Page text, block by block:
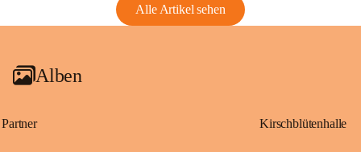
Alle Artikel sehen
Alben
Partner Kirschblütenhalle